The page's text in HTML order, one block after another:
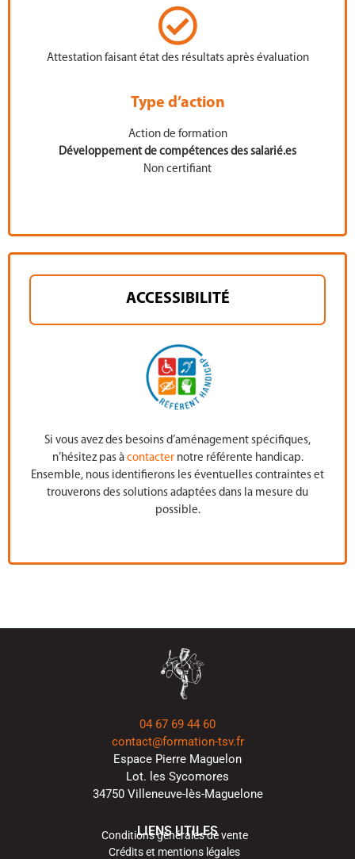
Attestation faisant état des résultats après évaluation
Type d’action
Action de formation
Développement de compétences des salarié.es
Non certifiant
ACCESSIBILITÉ
Si vous avez des besoins d’aménagement spécifiques,
n’hésitez pas à contacternotre référente handicap.
Ensemble, nous identifierons les éventuelles contraintes et
trouverons des solutions adaptées dans la mesure du
possible.
04 67 69 44 60
contact@formation-tsv.fr
Espace Pierre Maguelon
Lot. les Sycomores
34750 Villeneuve-lès-Maguelone
LIENS UTILES
Conditions générales de vente
Crédits et mentions légales